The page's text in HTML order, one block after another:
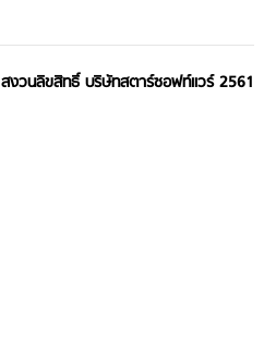
สงวนลิขสิทธิ์ บริษัทสตาร์ซอฟท์แวร์ 2561